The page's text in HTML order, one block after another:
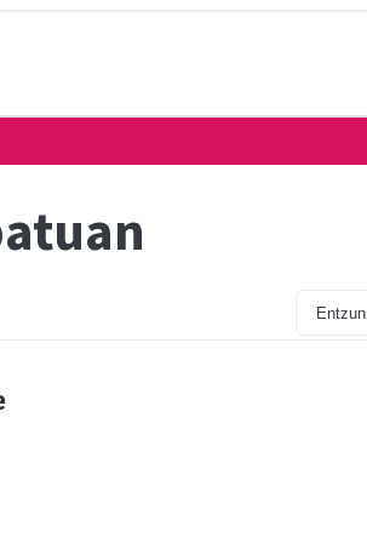
Entzun